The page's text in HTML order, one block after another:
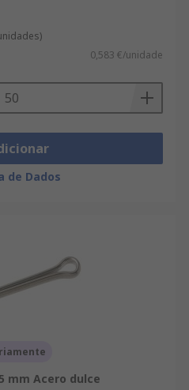
0,583 €/unidade
de Dados
mm Acero dulce